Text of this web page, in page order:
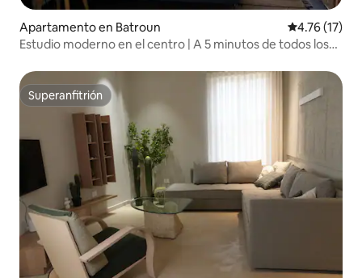
Apartamento en Batroun Calificación
4.76 (17)
Estudio moderno en el centro | A 5 minutos de todos los
Superanfitrión
Superanfitrión